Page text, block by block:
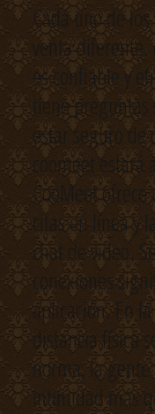
Cada uno de
venta
es confiable y
tiene
estar seguro
coomeet estará
CooMeet
citas en línea y
chat de video.
conexiones
aplicación. En
distancia física
norma, la
intimidad más